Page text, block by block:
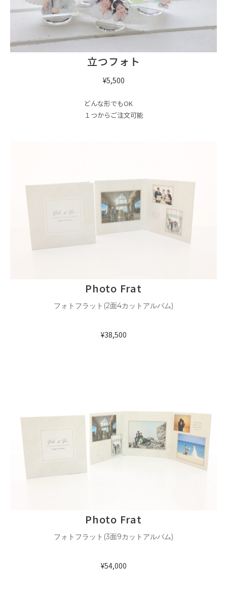
立つフォト
¥5,500
どんな形でもOK
１つからご注文可能
Photo Frat
フォトフラット(2面4カットアルバム)
¥38,500
Photo Frat
フォトフラット(3面9カットアルバム)
¥54,000